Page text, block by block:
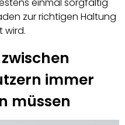
einmal sorgfältig
zur richtigen Haltung
wird.
immer
müssen